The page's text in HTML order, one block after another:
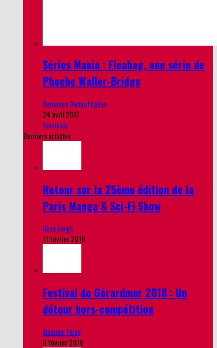
Séries Mania : Fleabag, une série de
Phoebe Waller-Bridge
Benjamin Deneuféglise
24 avril 2017
Festivals
Derniers articles
Retour sur la 25ème édition de la
Paris Manga & Sci-Fi Show
Grae Leigh
11 février 2018
Festival de Gérardmer 2018 : Un
détour hors-compétition
Maxime Thiss
6 février 2018